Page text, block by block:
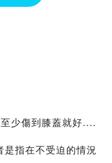
少傷到膝蓋就好....
指在不受迫的情況